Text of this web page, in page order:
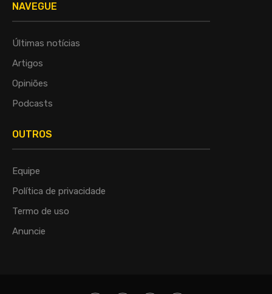
NAVEGUE
Últimas notícias
Artigos
Opiniões
Podcasts
OUTROS
Equipe
Política de privacidade
Termo de uso
Anuncie